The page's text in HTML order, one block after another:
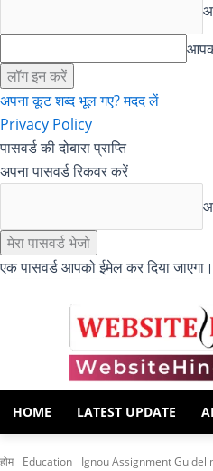
अपना कूट शब्द भूल गए? मदद लें
Privacy Policy
पासवर्ड की दोबारा प्राप्ति
अपना पासवर्ड रिकवर करें
एक पासवर्ड आपको ईमेल कर दिया जाएगा।
HOME LATEST UPDATE
होम Education Ignou Assignment